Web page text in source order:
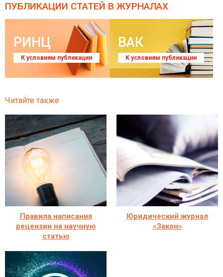
ПУБЛИКАЦИИ СТАТЕЙ В ЖУРНАЛАХ
РИНЦ
К условиям публикации
ВАК
К условиям публикации
Читайте также
Правила написания
рецензии на научную
статью
Юридический журнал
«Закон»